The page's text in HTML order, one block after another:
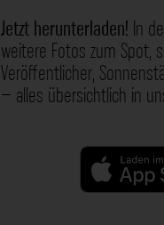
Jetzt herunterladen! In
weitere Fotos zum Spot,
Veröffentlicher,
– alles übersichtlich in